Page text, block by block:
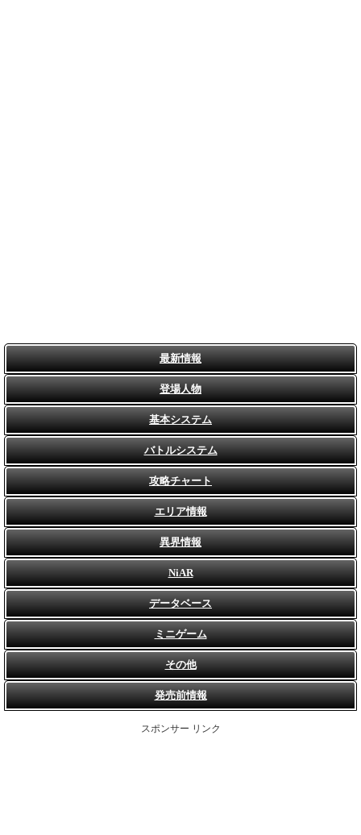
最新情報
登場人物
基本システム
バトルシステム
攻略チャート
エリア情報
異界情報
NiAR
データベース
ミニゲーム
その他
発売前情報
スポンサー リンク